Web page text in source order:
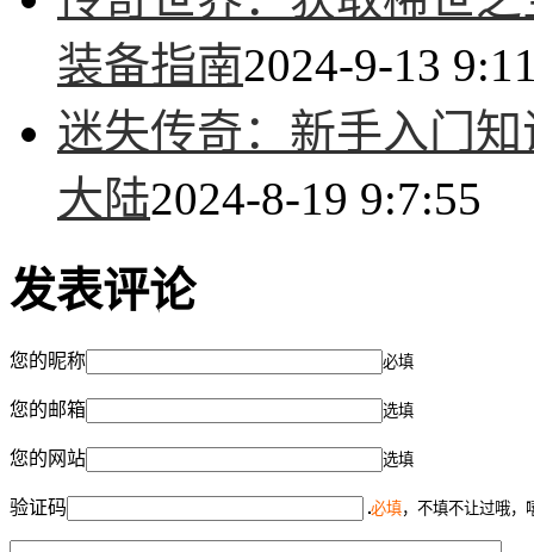
装备指南2024-9-13
迷失传奇：新手入门
大陆2024-8-19 9:7:55
发表评论
您的昵称 必填
您的邮箱 选填
您的网站 选填
验证码 必填，不填不让过哦，